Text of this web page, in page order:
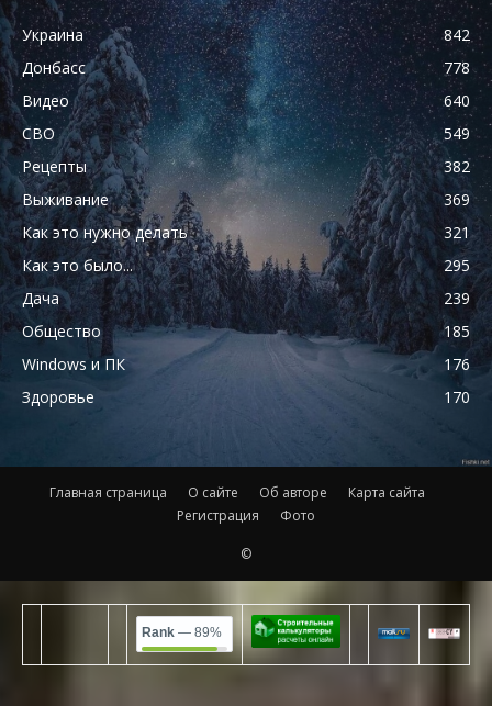
Украина
842
Донбасс
778
Видео
640
СВО
549
Рецепты
382
Выживание
369
Как это нужно делать
321
Как это было...
295
Дача
239
Общество
185
Windows и ПК
176
Здоровье
170
Главная страница О сайте Об авторе
Карта сайта
Регистрация
Фото
©
Rank — 89%